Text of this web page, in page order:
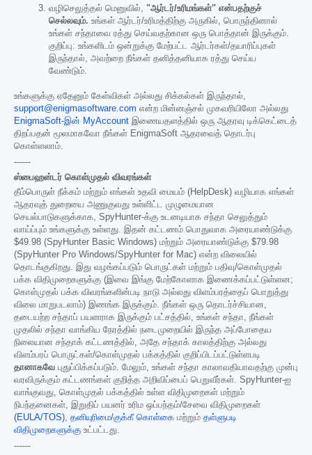
வழிசெலுத்தல் மெனுவில், "ஆர்டர்/உரிமங்கள்" என்பதற்குச்
செல்லவும். உங்கள் ஆர்டர்/உரிமத்திற்கு அருகில், பொருந்தினால்
உங்கள் சந்தாவை ரத்து செய்வதற்கான ஒரு பொத்தான் இருக்கும்.
குறிப்பு: உங்களிடம் ஒன்றுக்கு மேற்பட்ட ஆர்டர்கள்/தயாரிப்புகள்
இருந்தால், அவற்றை நீங்கள் தனித்தனியாக ரத்து செய்ய
வேண்டும்.
உங்களுக்கு ஏதேனும் கேள்விகள் அல்லது சிக்கல்கள் இருந்தால்,
support@enigmasoftware.com என்ற மின்னஞ்சல் முகவரியிலோ அல்லது
EnigmaSoft-இன் MyAccount இணையதளத்தில் ஒரு ஆதரவு டிக்கெட்டைத்
திறப்பதன் மூலமாகவோ நீங்கள் EnigmaSoft ஆதரவைத் தொடர்பு
கொள்ளலாம்.
------
ஸ்பைஹன்டர் கொள்முதல் விவரங்கள்
தீம்பொருள் நீக்கம் மற்றும் எங்கள் உதவி மையம் (HelpDesk) வழியாக எங்கள்
ஆதரவுத் துறையை அணுகுவது உள்ளிட்ட முழுமையான
செயல்பாடுகளுக்காக, SpyHunter-க்கு உடனடியாக சந்தா செலுத்தும்
வாய்ப்பும் உங்களுக்கு உள்ளது. இதன் கட்டணம் பொதுவாக அரையாண்டுக்கு
$49.98 (SpyHunter Basic Windows) மற்றும் அரையாண்டுக்கு $79.98
(SpyHunter Pro Windows/SpyHunter for Mac) என்ற விலையில்
தொடங்குகிறது. இது வழங்கப்படும் பொருட்கள் மற்றும் பதிவு/கொள்முதல்
பக்க விதிமுறைகளுக்கு (இவை இங்கு மேற்கோளாக இணைக்கப்பட்டுள்ளன;
கொள்முதல் பக்க விவரங்களின்படி நாடு அல்லது விளம்பரத்தைப் பொறுத்து
விலை மாறுபடலாம்) இணங்க இருக்கும். நீங்கள் ஒரு தொடர்ச்சியான,
தடையற்ற சந்தாப் பயனராக இருக்கும் பட்சத்தில், உங்கள் சந்தா, நீங்கள்
முதலில் சந்தா வாங்கிய நேரத்தில் நடைமுறையில் இருந்த அப்போதைய
நிலையான சந்தாக் கட்டணத்தில், அதே சந்தாக் காலத்திற்கு அல்லது
விளம்பரப் பொருட்கள்/கொள்முதல் பக்கத்தில் குறிப்பிடப்பட்டுள்ளபடி
தானாகவே புதுப்பிக்கப்படும். மேலும், உங்கள் சந்தா காலாவதியாவதற்கு முன்பு
வரவிருக்கும் கட்டணங்கள் குறித்த அறிவிப்பைப் பெறுவீர்கள். SpyHunter-ஐ
வாங்குவது, கொள்முதல் பக்கத்தில் உள்ள விதிமுறைகள் மற்றும்
நிபந்தனைகள், இறுதிப் பயனர் உரிம ஒப்பந்தம்/சேவை விதிமுறைகள்
(EULA/TOS), தனியுரிமை/குக்கீ கொள்கை மற்றும் தள்ளுபடி
விதிமுறைகளுக்கு உட்பட்டது.
------